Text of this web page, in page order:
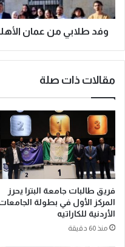
وفد طلابي من عمان الأهلية
مقالات ذات صلة
فريق طالبات جامعة البترا يحرز
المركز الأول في بطولة
الأردنية للكاراتيه
منذ 60 دقيقة